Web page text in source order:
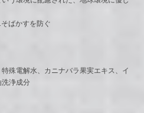
ばかすを防ぐ
殊電解水、カニナバラ果実エキス、イ
洗浄成分